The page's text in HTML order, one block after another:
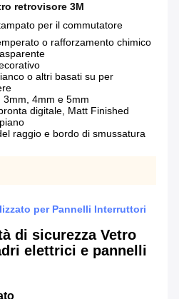
retrovisore 3M
per il commutatore
o rafforzamento chimico
o altri basati su per
3mm, 4mm e 5mm
digitale, Matt Finished
raggio e bordo di smussatura
per Pannelli Interruttori
di sicurezza Vetro
elettrici e pannelli